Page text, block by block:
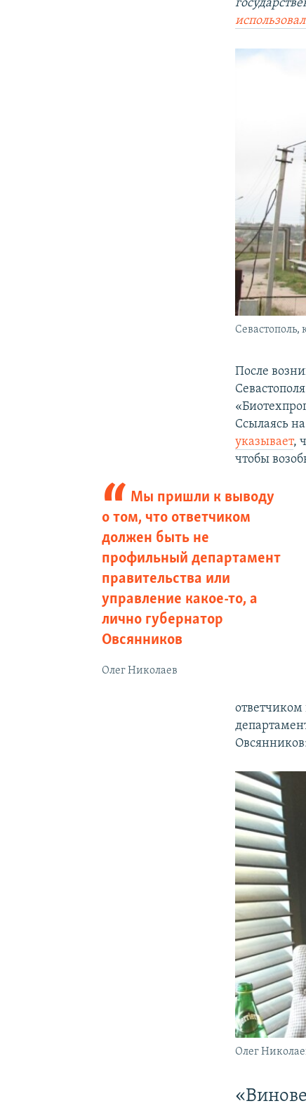
После
Ссылаясь
указывает,
чтобы
Мы пришли к выводу
о том, что ответчиком
должен быть не
профильный департамент
правительства или
управление какое-то, а
лично губернатор
Овсянников
Олег Николаев
Олег